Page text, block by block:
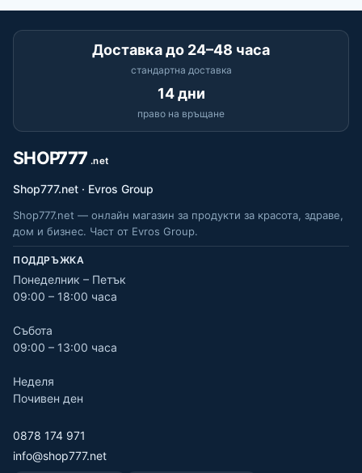
Доставка до 24–48 часа
стандартна доставка
14 дни
право на връщане
Shop777.net · Evros Group
Shop777.net — онлайн магазин за продукти за красота, здраве,
дом и бизнес. Част от Evros Group.
ПОДДРЪЖКА
Понеделник – Петък
09:00 – 18:00 часа
Събота
09:00 – 13:00 часа
Неделя
Почивен ден
0878 174 971
info@shop777.net